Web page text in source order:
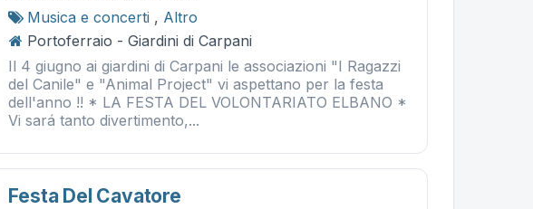
Musica e concerti , Altro
Portoferraio - Giardini di Carpani
Il 4 giugno ai giardini di Carpani le associazioni "I Ragazzi
del Canile" e "Animal Project" vi aspettano per la festa
dell'anno !! * LA FESTA DEL VOLONTARIATO ELBANO *
Vi sará tanto divertimento,...
Festa Del Cavatore